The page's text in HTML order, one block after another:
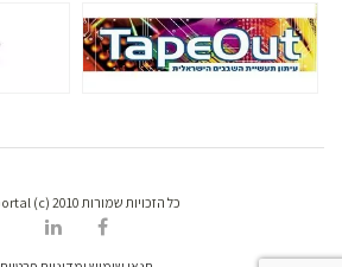
כל הזכויות שמורות Chiportal (c) 2010